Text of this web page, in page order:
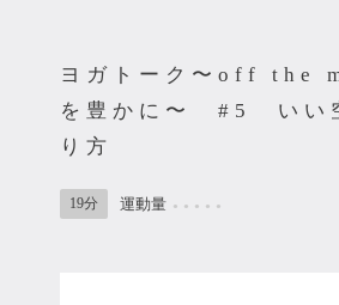
インストラクター一覧
ヨガトーク〜off the
を豊かに〜 #5 いい
り方
19分 運動量 ● ● ● ● ●